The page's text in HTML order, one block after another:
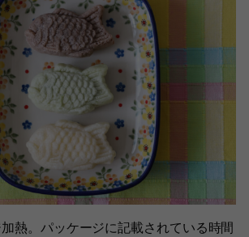
熱。パッケージに記載されている時間